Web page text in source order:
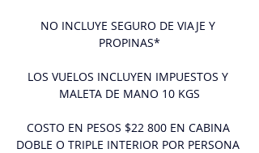
NO INCLUYE SEGURO DE VIAJE Y
PROPINAS*
LOS VUELOS INCLUYEN IMPUESTOS Y
MALETA DE MANO 10 KGS
COSTO EN PESOS $22 800 EN CABINA
DOBLE O TRIPLE INTERIOR POR PERSONA